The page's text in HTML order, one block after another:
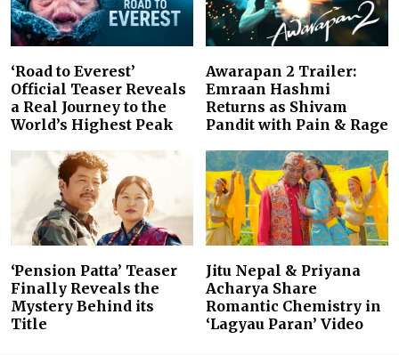
‘Road to Everest’
Official Teaser Reveals
a Real Journey to the
World’s Highest Peak
Awarapan 2 Trailer:
Emraan Hashmi
Returns as Shivam
Pandit with Pain & Rage
‘Pension Patta’ Teaser
Finally Reveals the
Mystery Behind its
Title
Jitu Nepal & Priyana
Acharya Share
Romantic Chemistry in
‘Lagyau Paran’ Video